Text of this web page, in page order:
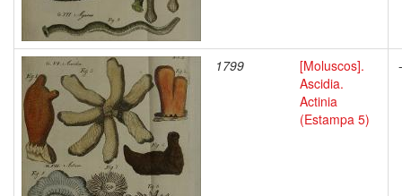
1799
[Moluscos].
Ascidia.
Actinia
(Estampa 5)
-